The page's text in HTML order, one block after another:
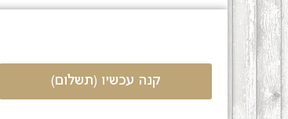
קנה עכשיו (תשלום)